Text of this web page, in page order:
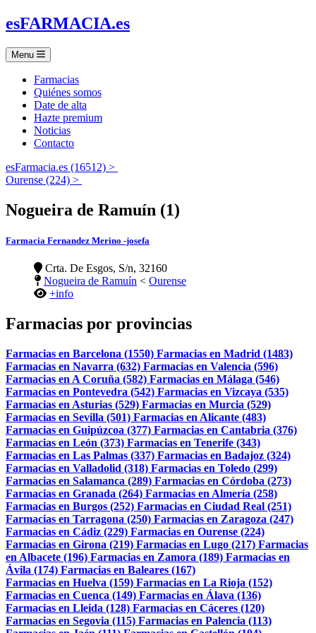
esFARMACIA.es
Menu
Farmacias
Quiénes somos
Date de alta
Hazte premium
Noticias
Contacto
esFarmacia.es (16512) >
Ourense (224) >
Nogueira de Ramuín (1)
Farmacia Fernandez Merino -josefa
Crta. De Esgos, S/n, 32160
Nogueira de Ramuín < Ourense
+info
Farmacias por provincias
Farmacias en Barcelona (1550) Farmacias en Madrid (1483)
Farmacias en Navarra (632) Farmacias en Valencia (596)
Farmacias en A Coruña (582) Farmacias en Málaga (546)
Farmacias en Pontevedra (542) Farmacias en Vizcaya (535)
Farmacias en Asturias (529) Farmacias en Murcia (529)
Farmacias en Sevilla (501) Farmacias en Alicante (483)
Farmacias en Guipúzcoa (377) Farmacias en Cantabria (376)
Farmacias en León (373) Farmacias en Tenerife (343)
Farmacias en Las Palmas (337) Farmacias en Badajoz (324)
Farmacias en Valladolid (318) Farmacias en Toledo (299)
Farmacias en Salamanca (289) Farmacias en Córdoba (273)
Farmacias en Granada (264) Farmacias en Almería (258)
Farmacias en Burgos (252) Farmacias en Ciudad Real (251)
Farmacias en Tarragona (250) Farmacias en Zaragoza (247)
Farmacias en Cádiz (229) Farmacias en Ourense (224)
Farmacias en Girona (219) Farmacias en Lugo (217) Farmacias
en Albacete (196) Farmacias en Zamora (189) Farmacias en
Ávila (174) Farmacias en Baleares (167)
Farmacias en Huelva (159) Farmacias en La Rioja (152)
Farmacias en Cuenca (149) Farmacias en Álava (136)
Farmacias en Lleida (128) Farmacias en Cáceres (120)
Farmacias en Segovia (115) Farmacias en Palencia (113)